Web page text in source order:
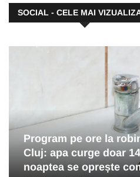
SOCIAL - CELE MAI
Program pe ore la
Cluj: apa curge doar
noaptea se oprește